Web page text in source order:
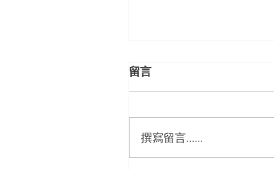
留言
撰寫留言......